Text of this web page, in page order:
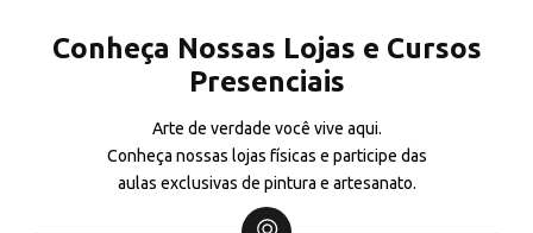
Conheça Nossas Lojas e Cursos
Presenciais
Arte de verdade você vive aqui.
Conheça nossas lojas físicas e participe das
aulas exclusivas de pintura e artesanato.